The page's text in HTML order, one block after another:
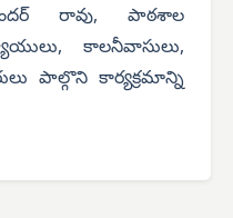
రావు, పాఠశాల
కాలనీవాసులు,
పాల్గొని కార్యక్రమాన్ని